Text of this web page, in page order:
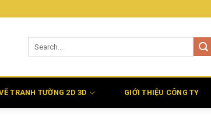
TRANH TƯỜNG 2D 3D GIỚI THIỆU CÔNG TY